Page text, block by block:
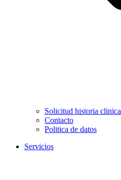
Solicitud historia clinica
Contacto
Politica de datos
Servicios